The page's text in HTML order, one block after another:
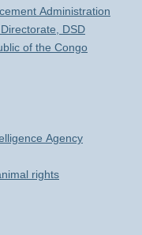
Administration
DSD
of the Congo
Agency
rights